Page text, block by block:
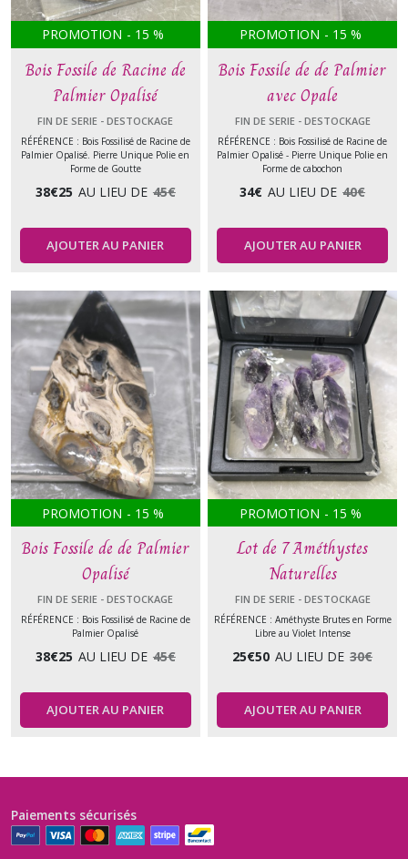
PROMOTION - 15 %
Bois Fossile de Racine de
Palmier Opalisé
FIN DE SERIE - DESTOCKAGE
RÉFÉRENCE : Bois Fossilisé de Racine de
Palmier Opalisé. Pierre Unique Polie en
Forme de Goutte
38€25 AU LIEU DE 45€
AJOUTER AU PANIER
PROMOTION - 15 %
Bois Fossile de de Palmier
avec Opale
FIN DE SERIE - DESTOCKAGE
RÉFÉRENCE : Bois Fossilisé de Racine de
Palmier Opalisé - Pierre Unique Polie en
Forme de cabochon
34€ AU LIEU DE 40€
AJOUTER AU PANIER
PROMOTION - 15 %
Bois Fossile de de Palmier
Opalisé
FIN DE SERIE - DESTOCKAGE
RÉFÉRENCE : Bois Fossilisé de Racine de
Palmier Opalisé
38€25 AU LIEU DE 45€
AJOUTER AU PANIER
PROMOTION - 15 %
Lot de 7 Améthystes
Naturelles
FIN DE SERIE - DESTOCKAGE
RÉFÉRENCE : Améthyste Brutes en Forme
Libre au Violet Intense
25€50 AU LIEU DE 30€
AJOUTER AU PANIER
Paiements sécurisés